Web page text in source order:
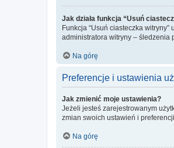
Jak działa funkcja “Usuń
Funkcja “Usuń ciasteczka
administratora witryny – śledzenia
Na górę
Preferencje i ustawienia
Jak zmienić moje ustawienia?
Jeżeli jesteś zarejestrowanym
zmian swoich ustawień i
Na górę